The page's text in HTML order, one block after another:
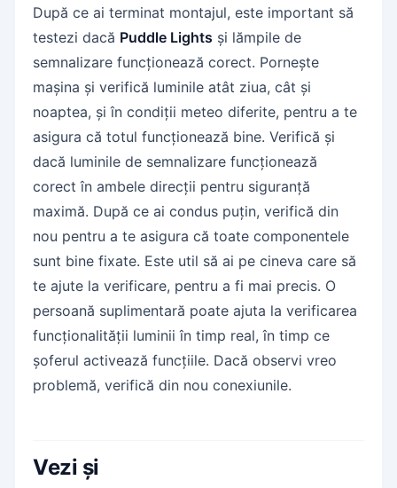
După ce ai terminat montajul, este important să
testezi dacă Puddle Lights și lămpile de
semnalizare funcționează corect. Pornește
mașina și verifică luminile atât ziua, cât și
noaptea, și în condiții meteo diferite, pentru a te
asigura că totul funcționează bine. Verifică și
dacă luminile de semnalizare funcționează
corect în ambele direcții pentru siguranță
maximă. După ce ai condus puțin, verifică din
nou pentru a te asigura că toate componentele
sunt bine fixate. Este util să ai pe cineva care să
te ajute la verificare, pentru a fi mai precis. O
persoană suplimentară poate ajuta la verificarea
funcționalității luminii în timp real, în timp ce
șoferul activează funcțiile. Dacă observi vreo
problemă, verifică din nou conexiunile.
Vezi și